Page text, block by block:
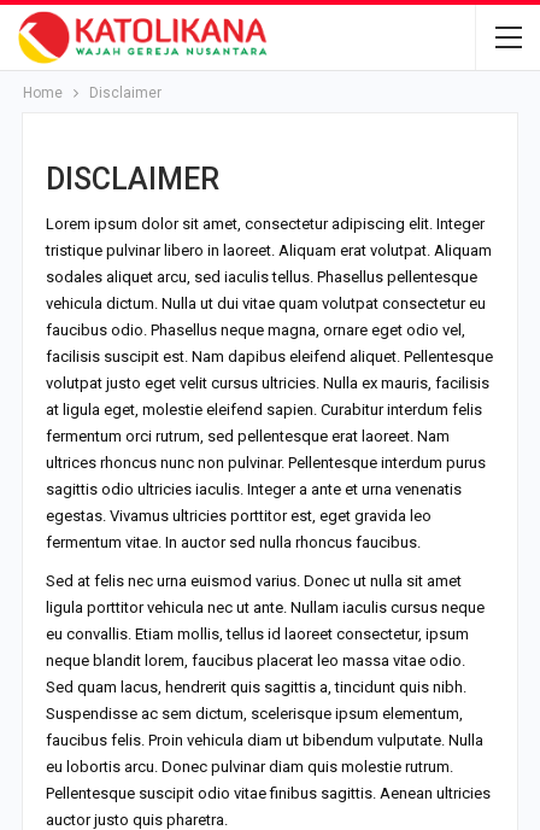
Home Disclaimer
DISCLAIMER
Lorem ipsum dolor sit amet, consectetur adipiscing elit. Integer
tristique pulvinar libero in laoreet. Aliquam erat volutpat. Aliquam
sodales aliquet arcu, sed iaculis tellus. Phasellus pellentesque
vehicula dictum. Nulla ut dui vitae quam volutpat consectetur eu
faucibus odio. Phasellus neque magna, ornare eget odio vel,
facilisis suscipit est. Nam dapibus eleifend aliquet. Pellentesque
volutpat justo eget velit cursus ultricies. Nulla ex mauris, facilisis
at ligula eget, molestie eleifend sapien. Curabitur interdum felis
fermentum orci rutrum, sed pellentesque erat laoreet. Nam
ultrices rhoncus nunc non pulvinar. Pellentesque interdum purus
sagittis odio ultricies iaculis. Integer a ante et urna venenatis
egestas. Vivamus ultricies porttitor est, eget gravida leo
fermentum vitae. In auctor sed nulla rhoncus faucibus.
Sed at felis nec urna euismod varius. Donec ut nulla sit amet
ligula porttitor vehicula nec ut ante. Nullam iaculis cursus neque
eu convallis. Etiam mollis, tellus id laoreet consectetur, ipsum
neque blandit lorem, faucibus placerat leo massa vitae odio.
Sed quam lacus, hendrerit quis sagittis a, tincidunt quis nibh.
Suspendisse ac sem dictum, scelerisque ipsum elementum,
faucibus felis. Proin vehicula diam ut bibendum vulputate. Nulla
eu lobortis arcu. Donec pulvinar diam quis molestie rutrum.
Pellentesque suscipit odio vitae finibus sagittis. Aenean ultricies
auctor justo quis pharetra.